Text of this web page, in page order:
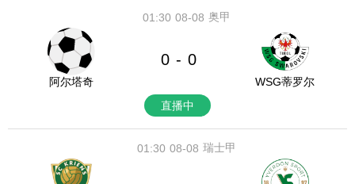
08-08
01:30 奥甲
阿尔塔奇
0 - 0
WSG蒂罗尔
直播中
08-08
01:30 瑞士甲